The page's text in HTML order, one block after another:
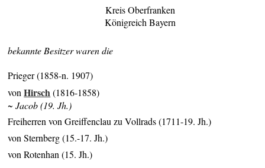
Kreis Oberfranken
Königreich Bayern
bekannte Besitzer waren die
Prieger (1858-n. 1907)
vonHirsch(1816-1858)
~ Jacob (19. Jh.)
Freiherren von Greiffenclau zu Vollrads (1711-19. Jh.)
von Sternberg (15.-17. Jh.)
von Rotenhan (15. Jh.)